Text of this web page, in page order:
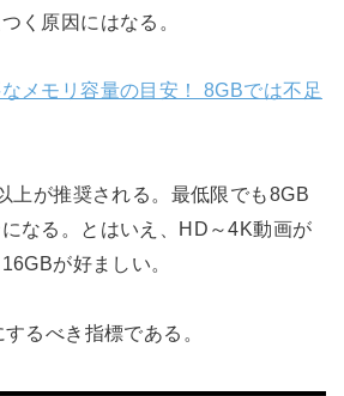
く原因にはなる。
メモリ容量の目安！ 8GBでは不足
上が推奨される。最低限でも8GB
なる。とはいえ、HD～4K動画が
が好ましい。
るべき指標である。